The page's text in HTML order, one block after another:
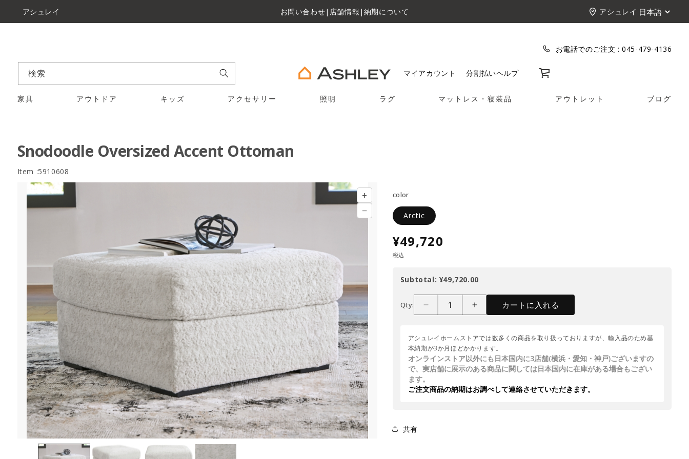
アシュレイ お問い合わせ| 店舗情報 | 納期について アシュレイ
お電話でのご注文 :045-479-4136
検索 マイアカウント 分割払いヘルプ カート
家具 アウトドア キッズ アクセサリー 照明 ラグ マットレス・寝装品 アウトレット ブログ
Snodoodle Oversized Accent Ottoman
Item :5910608
+
−
color
Arctic
¥49,720
税込
Subtotal: ¥49,720.00
Qty: カートに入れる
アシュレイホームストアでは数多くの商品を取り扱っておりますが、輸入品のため基
本納期が3か月ほどかかります。
オンラインストア以外にも日本国内に3店舗(横浜・愛知・神戸)ございますの
で、実店舗に展示のある商品に関しては日本国内に在庫がある場合もござい
ます。
ご注文商品の納期はお調べして連絡させていただきます。
共有